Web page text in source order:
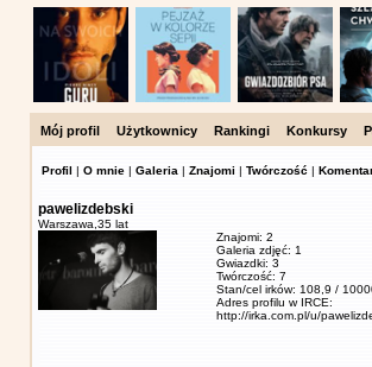
Mój profil Użytkownicy Rankingi Konkursy
Profil | O mnie | Galeria | Znajomi | Twórczość |
pawelizdebski
Warszawa, 35 lat
Znajomi: 2
Galeria zdjęć: 1
Gwiazdki: 3
Twórczość: 7
Stan/cel irków: 108,9 /
Adres profilu w IRCE:
http://irka.com.pl/u/